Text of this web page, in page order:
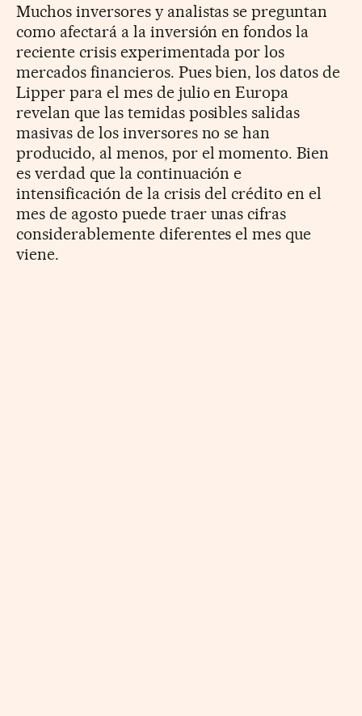
Muchos inversores y analistas se preguntan
como afectará a la inversión en fondos la
reciente crisis experimentada por los
mercados financieros. Pues bien, los datos de
Lipper para el mes de julio en Europa
revelan que las temidas posibles salidas
masivas de los inversores no se han
producido, al menos, por el momento. Bien
es verdad que la continuación e
intensificación de la crisis del crédito en el
mes de agosto puede traer unas cifras
considerablemente diferentes el mes que
viene.